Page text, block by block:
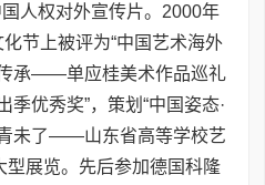
人权对外宣传片。2000年
节上被评为“中国艺术海外
承——单应桂美术作品巡礼
季优秀奖”，策划“中国姿态·
青未了——山东省高等学校艺
型展览。先后参加德国科隆